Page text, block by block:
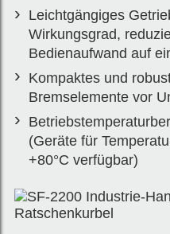
Leichtgängiges
Wirkungsgrad,
Bedienaufwand auf
Kompaktes und
Bremselemente vor
(Geräte für
+80°C verfügbar)